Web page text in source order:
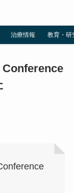
治療情報 教育・研